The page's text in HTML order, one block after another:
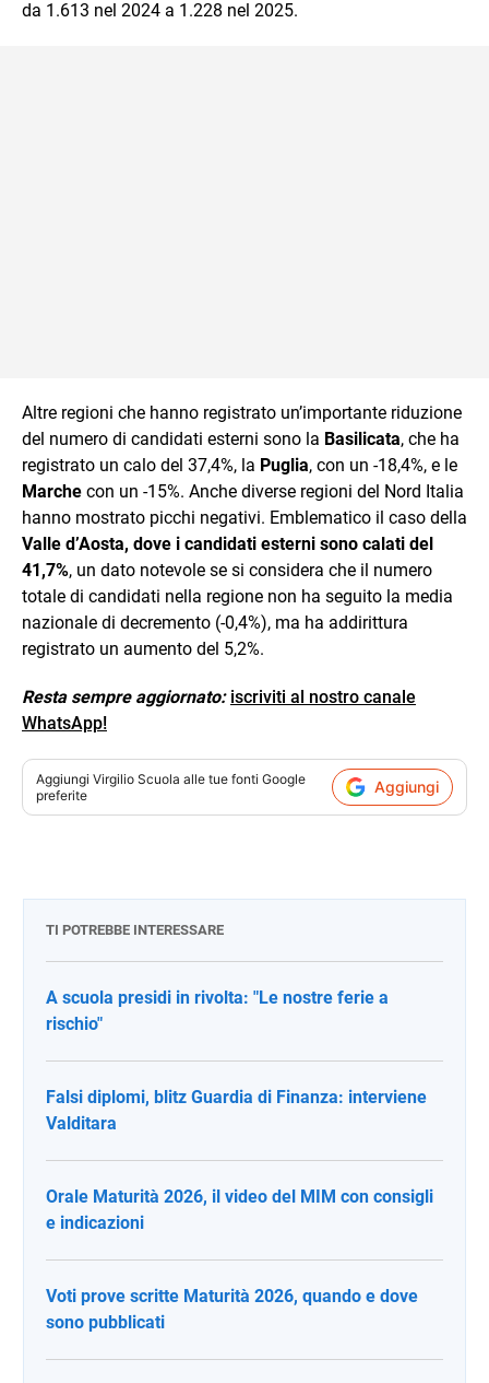
da 1.613 nel 2024 a 1.228 nel 2025.
Altre regioni che hanno registrato un’importante riduzione
del numero di candidati esterni sono la Basilicata, che ha
registrato un calo del 37,4%, la Puglia, con un -18,4%, e le
Marche con un -15%. Anche diverse regioni del Nord Italia
hanno mostrato picchi negativi. Emblematico il caso della
Valle d’Aosta, dove i candidati esterni sono calati del
41,7%, un dato notevole se si considera che il numero
totale di candidati nella regione non ha seguito la media
nazionale di decremento (-0,4%), ma ha addirittura
registrato un aumento del 5,2%.
Resta sempre aggiornato: iscriviti al nostro canale
WhatsApp!
Aggiungi Virgilio Scuola alle tue fonti Google
preferite
Aggiungi
TI POTREBBE INTERESSARE
A scuola presidi in rivolta: "Le nostre ferie a
rischio"
Falsi diplomi, blitz Guardia di Finanza: interviene
Valditara
Orale Maturità 2026, il video del MIM con consigli
e indicazioni
Voti prove scritte Maturità 2026, quando e dove
sono pubblicati